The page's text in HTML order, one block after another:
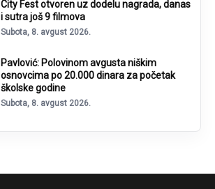
City Fest otvoren uz dodelu nagrada, danas
i sutra još 9 filmova
Subota, 8. avgust 2026.
Pavlović: Polovinom avgusta niškim
osnovcima po 20.000 dinara za početak
školske godine
Subota, 8. avgust 2026.